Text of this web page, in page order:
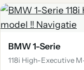
BMW 1-Serie
118i High-Executive